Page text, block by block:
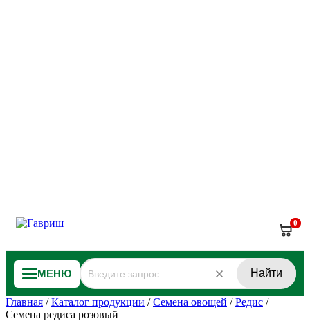
0
МЕНЮ Найти
Главная /Каталог продукции /Семена овощей /Редис /
Семена редиса розовый